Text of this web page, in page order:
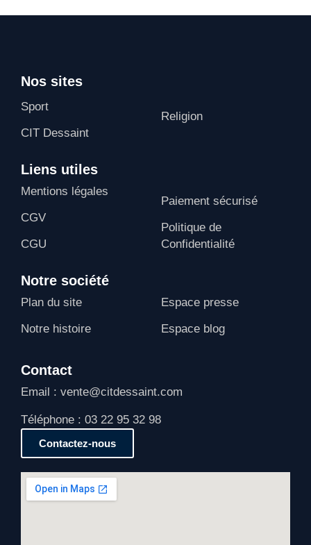
Nos sites
Sport
CIT Dessaint
Religion
Liens utiles
Mentions légales
CGV
CGU
Paiement sécurisé
Politique de
Confidentialité
Notre société
Plan du site
Notre histoire
Espace presse
Espace blog
Contact
Email : vente@citdessaint.com
Téléphone : 03 22 95 32 98
Contactez-nous